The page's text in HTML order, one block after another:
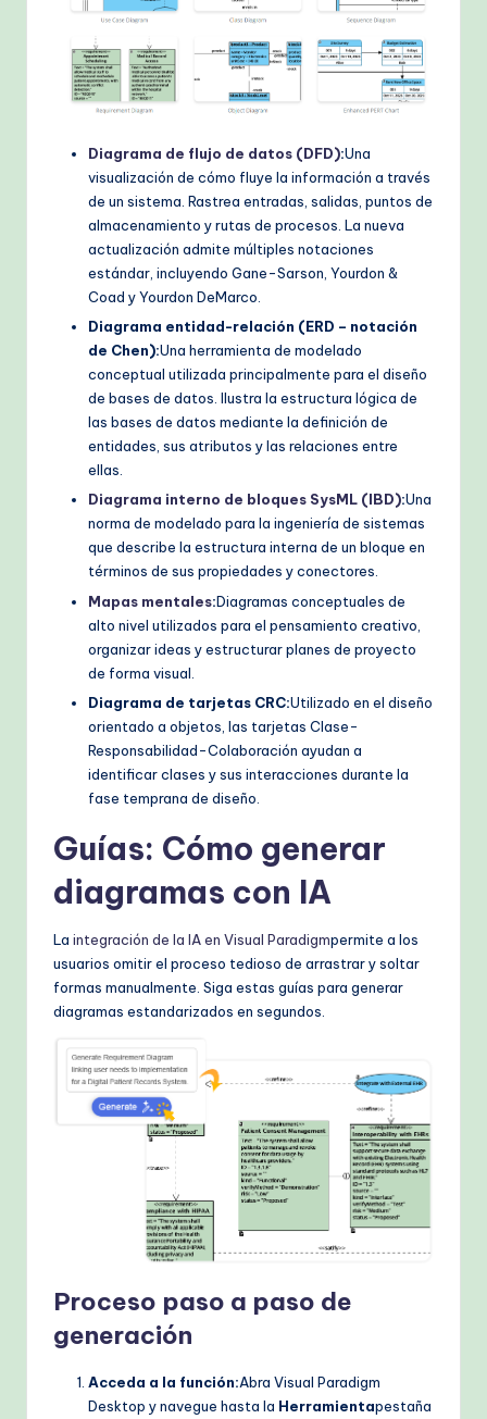
Diagrama de flujo de datos (DFD):Una
visualización de cómo fluye la información a través
de un sistema. Rastrea entradas, salidas, puntos de
almacenamiento y rutas de procesos. La nueva
actualización admite múltiples notaciones
estándar, incluyendo Gane-Sarson, Yourdon &
Coad y Yourdon DeMarco.
Diagrama entidad-relación (ERD – notación
de Chen):Una herramienta de modelado
conceptual utilizada principalmente para el diseño
de bases de datos. Ilustra la estructura lógica de
las bases de datos mediante la definición de
entidades, sus atributos y las relaciones entre
ellas.
Diagrama interno de bloques SysML (IBD):Una
norma de modelado para la ingeniería de sistemas
que describe la estructura interna de un bloque en
términos de sus propiedades y conectores.
Mapas mentales:Diagramas conceptuales de
alto nivel utilizados para el pensamiento creativo,
organizar ideas y estructurar planes de proyecto
de forma visual.
Diagrama de tarjetas CRC:Utilizado en el diseño
orientado a objetos, las tarjetas Clase-
Responsabilidad-Colaboración ayudan a
identificar clases y sus interacciones durante la
fase temprana de diseño.
Guías: Cómo generar
diagramas con IA
La integración de la IA en Visual Paradigmpermite a los
usuarios omitir el proceso tedioso de arrastrar y soltar
formas manualmente. Siga estas guías para generar
diagramas estandarizados en segundos.
Proceso paso a paso de
generación
Acceda a la función:Abra Visual Paradigm
Desktop y navegue hasta la Herramientapestaña